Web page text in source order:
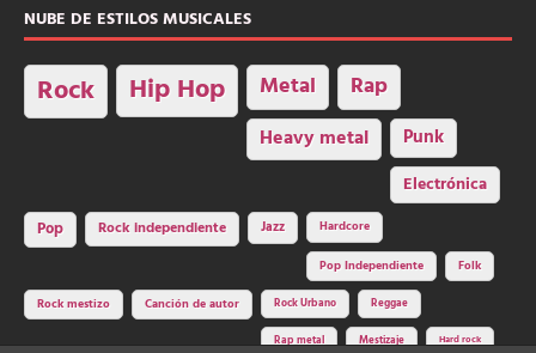
NUBE DE ESTILOS MUSICALES
Rock Hip Hop Metal Rap
Heavy metal Punk
Electrónica
Pop Rock independiente Jazz Hardcore
Pop Independiente Folk
Rock mestizo Canción de autor Rock Urbano Reggae
Rap metal Mestizaje Hard rock